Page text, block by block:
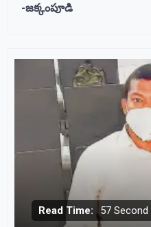
-జక్కంపూడి
Read Time: 57 Second